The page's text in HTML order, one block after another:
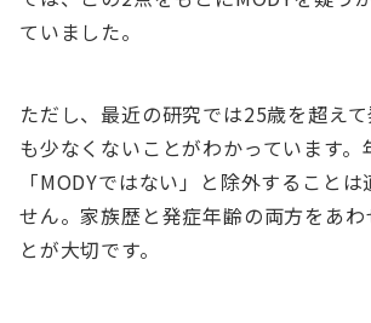
ていました。
ただし、最近の研究では25歳を超え
も少なくないことがわかっています。
「MODYではない」と除外すること
せん。家族歴と発症年齢の両方をあ
とが大切です。